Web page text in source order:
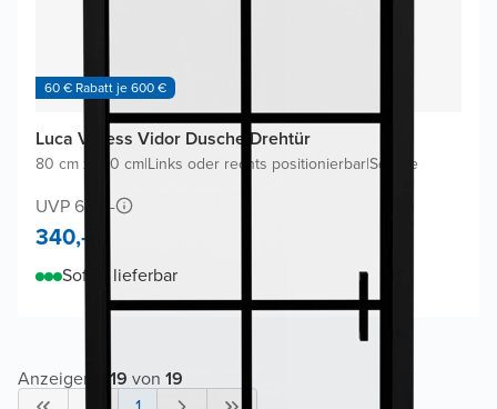
60 € Rabatt je 600 €
Luca Varess Vidor Dusche Drehtür
80 cm x 190 cm|Links oder rechts positionierbar|Square
UVP 640,-
340,-
Sofort lieferbar
Anzeigen 19 von 19